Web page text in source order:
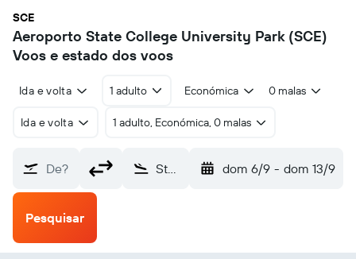
SCE
Aeroporto State College University Park (SCE)
Voos e estado dos voos
Ida e volta 1 adulto Económica 0 malas
Ida e volta 1 adulto, Económica, 0 malas
De? State College University Park (SCE) dom 6/9 - dom 13/9
Pesquisar